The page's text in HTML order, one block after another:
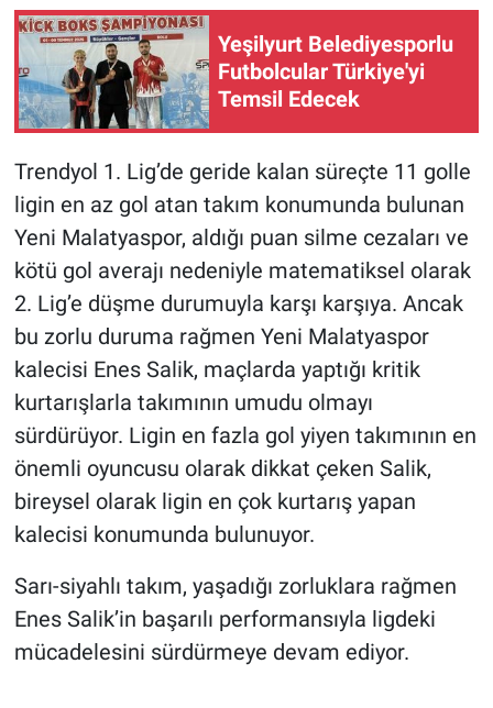
Yeşilyurt Belediyesporlu
Futbolcular Türkiye'yi
Temsil Edecek
Trendyol 1. Lig’de geride kalan süreçte 11 golle
ligin en az gol atan takım konumunda bulunan
Yeni Malatyaspor, aldığı puan silme cezaları ve
kötü gol averajı nedeniyle matematiksel olarak
2. Lig’e düşme durumuyla karşı karşıya. Ancak
bu zorlu duruma rağmen Yeni Malatyaspor
kalecisi Enes Salik, maçlarda yaptığı kritik
kurtarışlarla takımının umudu olmayı
sürdürüyor. Ligin en fazla gol yiyen takımının en
önemli oyuncusu olarak dikkat çeken Salik,
bireysel olarak ligin en çok kurtarış yapan
kalecisi konumunda bulunuyor.
Sarı-siyahlı takım, yaşadığı zorluklara rağmen
Enes Salik’in başarılı performansıyla ligdeki
mücadelesini sürdürmeye devam ediyor.